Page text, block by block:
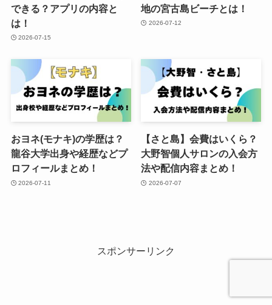
できる？アプリの内容と
は！
2026-07-15
地の宮古島ビーチとは！
2026-07-12
おヨネ(モナキ)の学歴は？
龍谷大学出身や経歴などプ
ロフィールまとめ！
2026-07-11
【さと島】会費はいくら？
大野智個人サロンの入会方
法や配信内容まとめ！
2026-07-07
スポンサーリンク